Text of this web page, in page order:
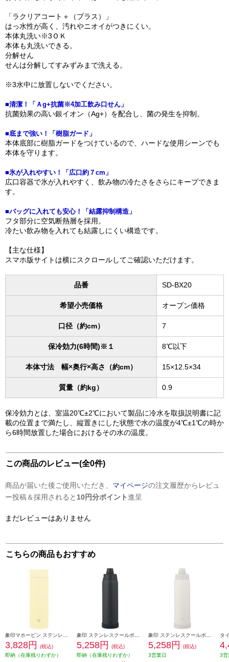
「ラクリアコート＋（プラス）」
はっ水性が高く、汚れやニオイがつきにくい。
本体丸洗い※3ＯＫ
本体も丸洗いできる。
分解せん
せんは分解してすみずみまで洗える。
※3水中に放置しないでください。
■清潔！「Ａg+抗菌※4加工飲み口せん」
抗菌効果の高い銀イオン（Ag+）を配合し、菌の発生を抑制。
■底まで強い！「樹脂ガード」
本体底部に樹脂ガードをつけているので、ハードな使用シーンでも
本体を守ります。
■氷が入れやすい！「広口約７cm」
広口容器で氷が入れやすく、飲み物の冷たさをさらにキープできま
す。
■バッグに入れても安心！「結露抑制構造」
フタ部分に空気断熱層を採用。
冷たい飲み物を入れても結露しにくい構造です。
【主な仕様】
スマホ版サイトは横にスクロールしてご確認いただけます。
品番 SD-BX20
希望小売価格 オープン価格
口径（約cm） 7
保冷効力(6時間)※１ 8℃以下
本体寸法 幅×奥行×高さ（約cm） 15×12.5×34
質量（約kg） 0.9
保冷効力とは、室温20℃±2℃において製品に冷水を取扱説明書に記
載の位置まで満たし、縦置きにした状態で水の温度が4℃±1℃の時か
ら6時間放置した場合におけるその水の温度。
この商品のレビュー(全0件)
商品が届いた後ご使用いただき、 マイページの注文履歴からレビュ
ー投稿＆採用されると 10円分ポイント進呈
まだレビューはありません
こちらの商品もおすすめ
3,828円
(税込)
即納（在庫残りわずか）
5,258円
(税込)
即納（在庫残りわずか）
5,258円
(税込)
3営業日
3営